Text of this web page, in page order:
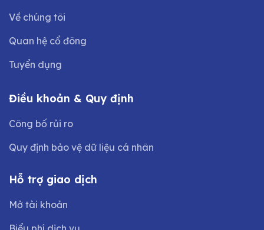
Về chúng tôi
Quan hệ cổ đông
Tuyển dụng
Điều khoản & Quy định
Công bố rủi ro
Quy định bảo vệ dữ liệu cá nhân
Hỗ trợ giao dịch
Mở tài khoản